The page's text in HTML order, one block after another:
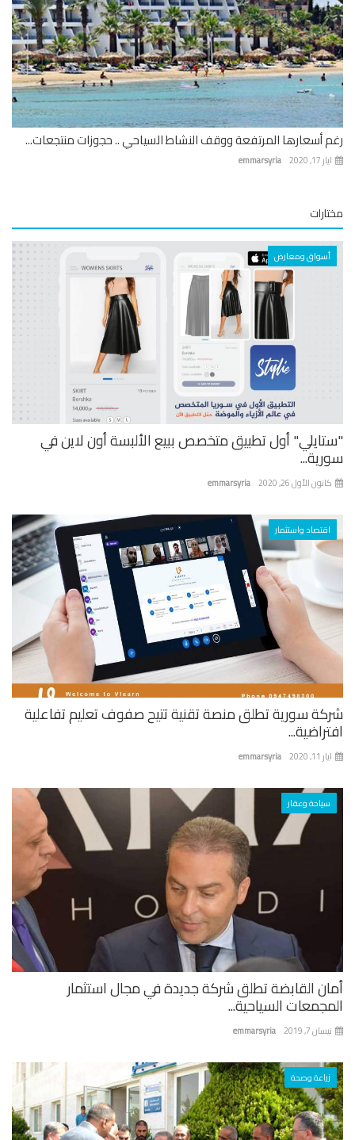
أسعارها المرتفعة ووقف النشاط السياحي .. حجوزات منتجعات...
emmarsyria
أسواق ومعارض
أول تطبيق متخصص ببيع الألبسة أون لاين في
emmarsyria الأول 26, 2020
اقتصاد واستثمار
سورية تطلق منصة تقنية تتيح صفوف تعليم تفاعلية
emmarsyria
سياحة وعقار
القابضة تطلق شركة جديدة في مجال استثمار
السياحية...
emmarsyria 7, 2019
زراعة وصحة